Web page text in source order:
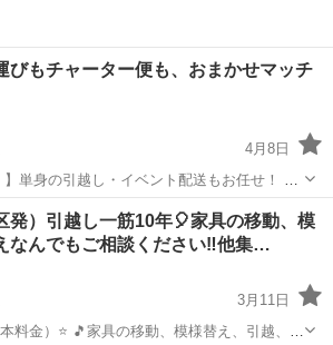
びもチャーター便も、おまかせマッチ
4月8日
単身の引越し・イベント配送もお任せ！ 急
運び、配送でお困りの方へ。 軽貨物ドライ
きるサービスを提供しています。 配送日時や
...
越し チャーター便
発）引越し一筋10年🎈家具の移動、模
なんでもご相談ください‼️他集…
3月11日
料金）⭐️ 🎵家具の移動、模様替え、引越、な